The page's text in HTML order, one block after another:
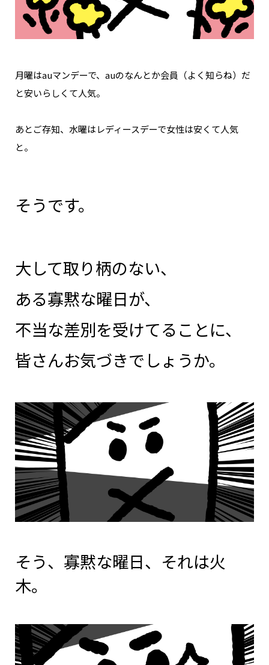
月曜はauマンデーで、auのなんとか会員（よく知らね）だ
と安いらしくて人気。
あとご存知、水曜はレディースデーで女性は安くて人気
と。
そうです。
大して取り柄のない、
ある寡黙な曜日が、
不当な差別を受けてることに、
皆さんお気づきでしょうか。
そう、寡黙な曜日、それは火
木。